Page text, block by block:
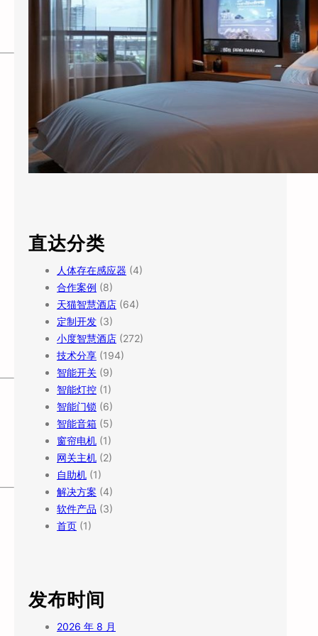
直达分类
人体存在感应器 (4)
合作案例 (8)
天猫智慧酒店 (64)
定制开发 (3)
小度智慧酒店 (272)
技术分享 (194)
智能开关 (9)
智能灯控 (1)
智能门锁 (6)
智能音箱 (5)
窗帘电机 (1)
网关主机 (2)
自助机 (1)
解决方案 (4)
软件产品 (3)
首页 (1)
发布时间
2026 年 8 月